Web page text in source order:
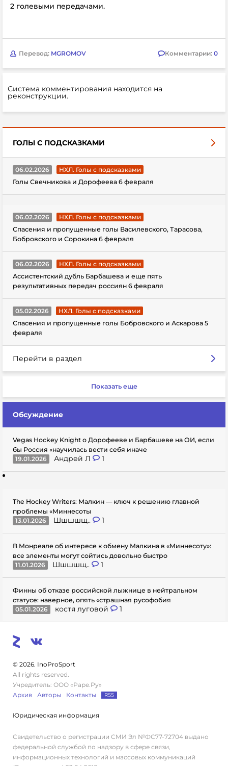
2 голевыми передачами.
Перевод: MGROMOV Комментарии: 0
Система комментирования находится на
реконструкции.
ГОЛЫ С ПОДСКАЗКАМИ
06.02.2026
НХЛ. Голы с подсказками
Голы Свечникова и Дорофеева 6 февраля
06.02.2026
НХЛ. Голы с подсказками
Спасения и пропущенные голы Василевского, Тарасова,
Бобровского и Сорокина 6 февраля
06.02.2026
НХЛ. Голы с подсказками
Ассистентский дубль Барбашева и еще пять
результативных передач россиян 6 февраля
05.02.2026
НХЛ. Голы с подсказками
Спасения и пропущенные голы Бобровского и Аскарова 5
февраля
Перейти в раздел
Показать еще
Обсуждение
Vegas Hockey Knight о Дорофееве и Барбашеве на ОИ, если
бы Россия «научилась вести себя иначе
19.01.2026
Андрей Л 1
The Hockey Writers: Малкин — ключ к решению главной
проблемы «Миннесоты
13.01.2026
Шшшшщ.. 1
В Монреале об интересе к обмену Малкина в «Миннесоту»:
все элементы могут сойтись довольно быстро
11.01.2026
Шшшшщ.. 1
Финны об отказе российской лыжнице в нейтральном
статусе: наверное, опять «страшная русофобия
05.01.2026
костя луговой 1
© 2026. InoProSport
All rights reserved.
Учредитель: ООО «Раре.Ру»
Архив
Авторы Контакты RSS
Юридическая информация
Свидетельство о регистрации СМИ Эл №ФС77-72704 выдано
федеральной службой по надзору в сфере связи,
информационных технологий и массовых коммуникаций